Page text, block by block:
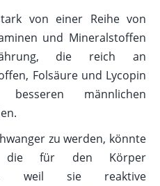
von einer Reihe von
und Mineralstoffen
die reich an
Folsäure und Lycopin
männlichen
zu werden, könnte
die für den Körper
weil sie reaktive